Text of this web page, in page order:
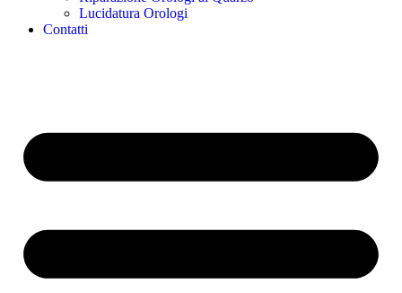
Lucidatura Orologi
Contatti